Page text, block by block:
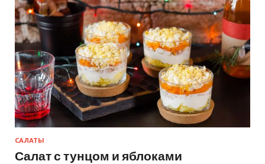
САЛАТЫ
Салат с тунцом и яблоками